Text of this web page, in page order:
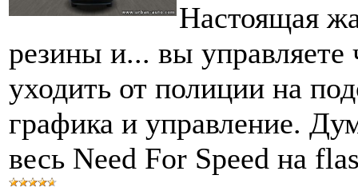
Настоящая
резины и... вы
уходить от полиции на
графика и управление.
весь Need For Speed на